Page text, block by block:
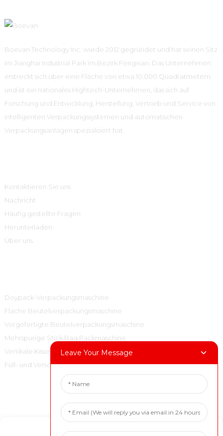
Boevan Technology Inc. wurde 2012 gegründet und hat seinen Sitz
im Jianghai Industrial Park im Bezirk Fengxian. Das Unternehmen
erstreckt sich über eine Fläche von etwa 10.000 Quadratmetern
und ist ein nationales Hightech-Unternehmen, das sich auf
Forschung und Entwicklung, Herstellung, Vertrieb und Service von
intelligenten Verpackungssystemen und automatischen
Verpackungsanlagen spezialisiert hat.
Kontaktieren Sie uns
Nachricht
Häufig gestellte Fragen
Herunterladen
Über uns
Doypack-Verpackungsmaschine
Flache Beutelverpackungsmaschine
Vorgefertigte Beutelverpackungsmaschine
Mehrspurige Stick Bag Packmaschine
Vertikale Kissenbeutel-Verpackungsmaschine
Füll- und Verschließmaschine
Kontaktieren Sie Uns
Tel:+86 15001972710
Leave Your Message
Manage Cookie Consent